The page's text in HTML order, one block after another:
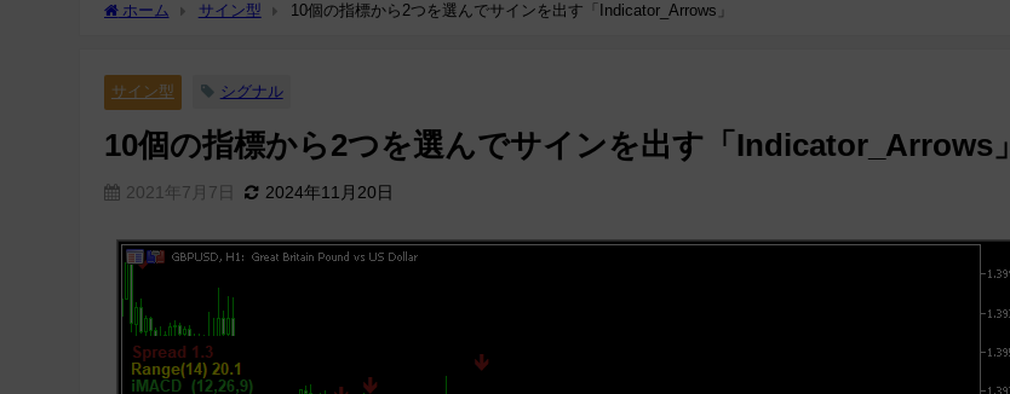
ホーム サイン型 10個の指標から2つを選んでサインを出す「Indicator_Arrows」
サイン型 シグナル
10個の指標から2つを選んでサインを出す「Indicator_Arrows」
2021年7月7日 2024年11月20日